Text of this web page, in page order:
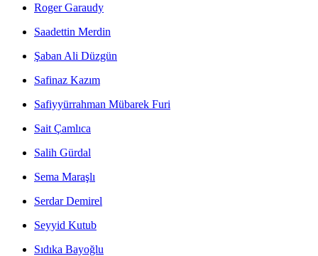
Roger Garaudy
Saadettin Merdin
Şaban Ali Düzgün
Safinaz Kazım
Safiyyürrahman Mübarek Furi
Sait Çamlıca
Salih Gürdal
Sema Maraşlı
Serdar Demirel
Seyyid Kutub
Sıdıka Bayoğlu